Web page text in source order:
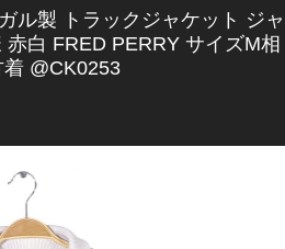
ル製 トラックジャケット ジャ
白 FRED PERRY サイズM相
着 @CK0253